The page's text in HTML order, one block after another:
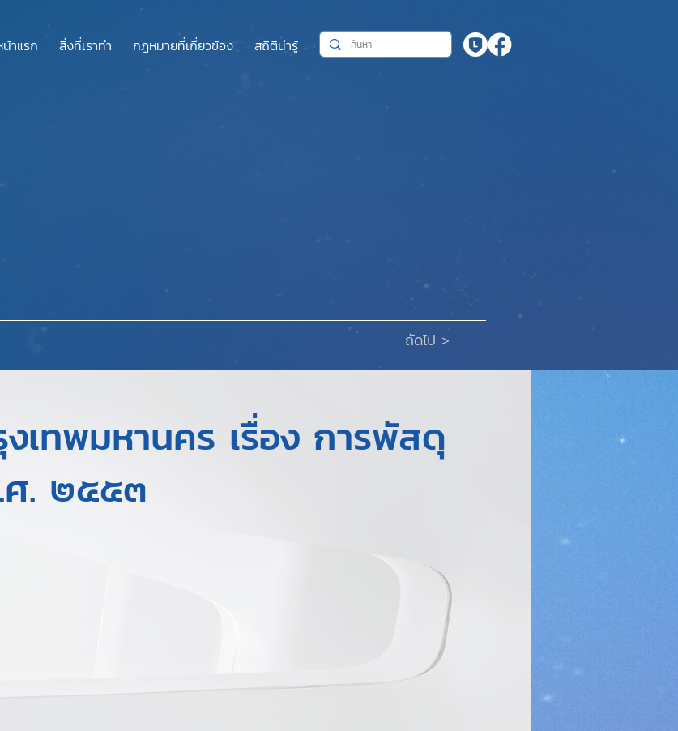
น้าแรก สิ่งที่เราทำ กฏหมายที่เกี่ยวข้อง สถิติน่ารู้
ถัดไป >
ทพมหานคร เรื่อง การพัสดุ
. ๒๕๕๓